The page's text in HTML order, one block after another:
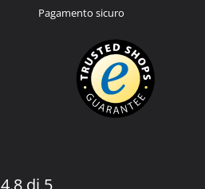
Pagamento sicuro
4.8 di 5